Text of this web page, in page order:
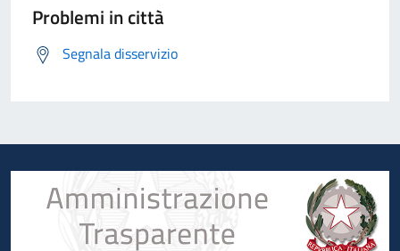
Problemi in città
Segnala disservizio